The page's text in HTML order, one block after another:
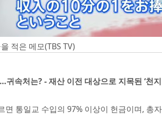
적은 메모(TBS TV)
속처는? - 재산 이전 대상으로 지목된 ‘천지
면 통일교 수입의 97% 이상이 헌금이며, 총